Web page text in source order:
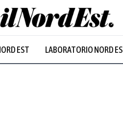
EST LABORATORIO NORD
Prevalentemente soleggiato